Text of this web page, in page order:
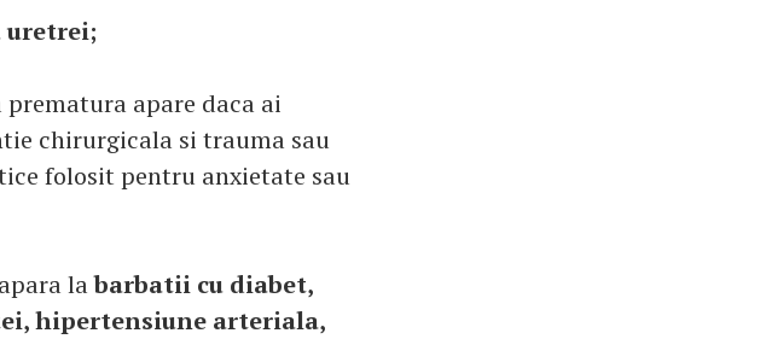
uretrei;
apare daca ai
chirurgicala si trauma sau
folosit pentru anxietate sau
labarbatii cu diabet,
hipertensiune arteriala,